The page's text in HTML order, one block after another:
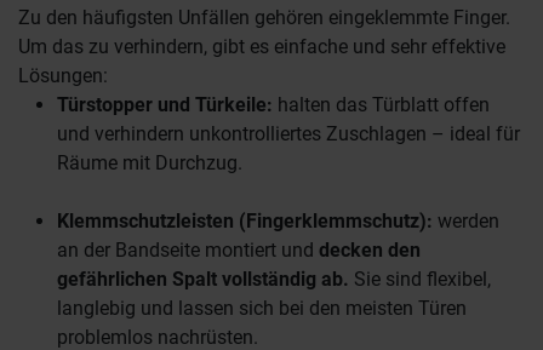
Zu den häufigsten Unfällen gehören eingeklemmte Finger.
Um das zu verhindern, gibt es einfache und sehr effektive
Lösungen:
Türstopper und Türkeile: halten das Türblatt offen
und verhindern unkontrolliertes Zuschlagen – ideal für
Räume mit Durchzug.
Klemmschutzleisten (Fingerklemmschutz): werden
an der Bandseite montiert und decken den
gefährlichen Spalt vollständig ab. Sie sind flexibel,
langlebig und lassen sich bei den meisten Türen
problemlos nachrüsten.